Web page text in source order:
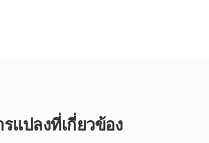
รแปลงที่เกี่ยวข้อง